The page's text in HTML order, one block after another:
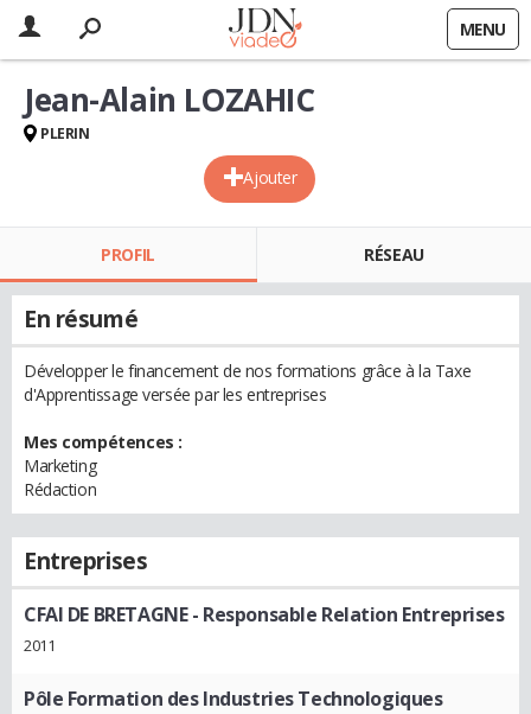
MENU
Ajouter
Jean-Alain LOZAHIC
PLERIN
PROFIL RÉSEAU
En résumé
Développer le financement de nos formations grâce à la Taxe
d'Apprentissage versée par les entreprises
Mes compétences :
Marketing
Rédaction
Entreprises
CFAI DE BRETAGNE- Responsable Relation Entreprises
2011
Pôle Formation des Industries Technologiques